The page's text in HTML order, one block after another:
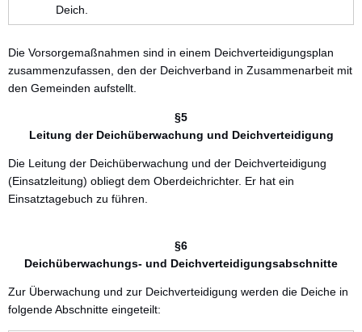
Deich.
Die Vorsorgemaßnahmen sind in einem Deichverteidigungsplan
zusammenzufassen, den der Deichverband in Zusammenarbeit mit
den Gemeinden aufstellt.
§5
Leitung der Deichüberwachung und Deichverteidigung
Die Leitung der Deichüberwachung und der Deichverteidigung
(Einsatzleitung) obliegt dem Oberdeichrichter. Er hat ein
Einsatztagebuch zu führen.
§6
Deichüberwachungs- und Deichverteidigungsabschnitte
Zur Überwachung und zur Deichverteidigung werden die Deiche in
folgende Abschnitte eingeteilt: